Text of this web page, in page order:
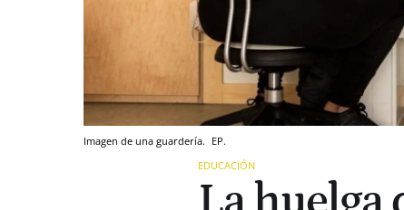
Imagen de una guardería. EP.
EDUCACIÓN